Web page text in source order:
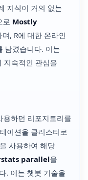
지식이 거의 없는
로 Mostly
, R에 대한 온라인
남겼습니다. 이는
지속적인 관심을
용하던 리포지토리를
이션을 클러스터로
을 사용하여 해당
parallel을
. 이는 챗봇 기술을